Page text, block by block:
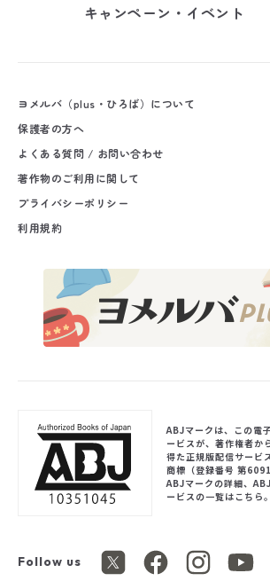
キャンペーン・イベント
ヨメルバ（plus・ひろば）について
保護者の方へ
よくある質問 / お問い合わせ
著作物のご利用に関して
プライバシーポリシー
利用規約
Follow us
ABJマークは、この電
ービスが、著作権者か
得た正規版配信サービ
商標（登録番号 第
ABJマークの詳細、
ービスの一覧はこちら。